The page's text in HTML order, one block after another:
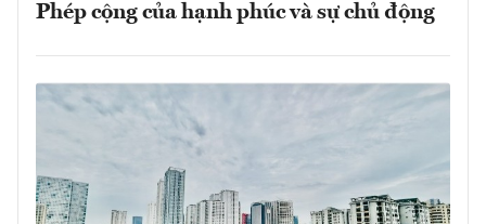
Phép cộng của hạnh phúc và sự chủ động